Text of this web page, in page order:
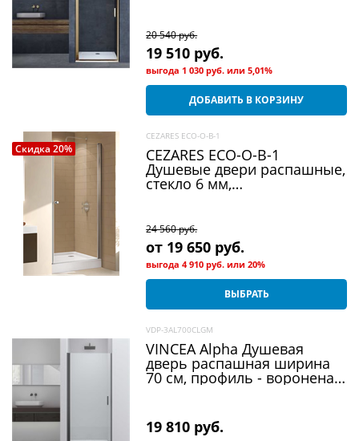
20 540 руб.
19 510 руб.
выгода 1 030 руб. или5,01%
ДОБАВИТЬ В КОРЗИНУ
Скидка 20%
CEZARES ECO-O-B-1
CEZARES ECO-O-B-1
Душевые двери распашные,
стекло 6 мм,
24 560 руб.
от 19 650 руб.
выгода4 910 руб. или20%
ВЫБРАТЬ
VDP-3AL700CLGM
VINCEA Alpha Душевая
дверь распашная ширина
70 см, профиль - вороненая
19 810 руб.